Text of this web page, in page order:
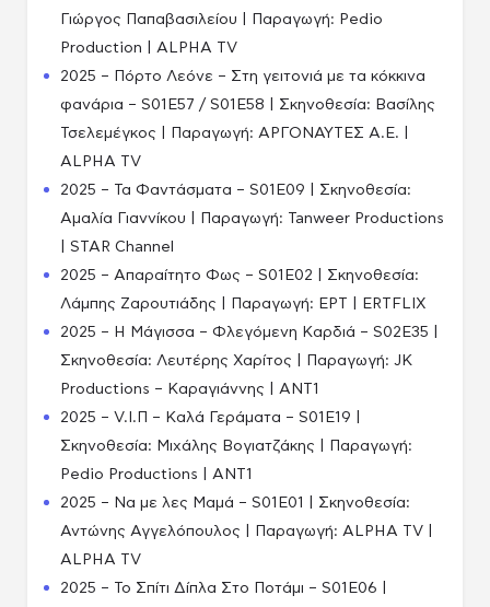
Γιώργος Παπαβασιλείου | Παραγωγή: Pedio
Production | ALPHA TV
2025 – Πόρτο Λεόνε – Στη γειτονιά με τα κόκκινα
φανάρια – S01E57 / S01E58 | Σκηνοθεσία: Βασίλης
Τσελεμέγκος | Παραγωγή: ΑΡΓΟΝΑΥΤΕΣ Α.Ε. |
ALPHA TV
2025 – Τα Φαντάσματα – S01E09 | Σκηνοθεσία:
Αμαλία Γιαννίκου | Παραγωγή: Tanweer Productions
| STAR Channel
2025 – Απαραίτητο Φως – S01E02 | Σκηνοθεσία:
Λάμπης Ζαρουτιάδης | Παραγωγή: ΕΡΤ | ERTFLIX
2025 – Η Μάγισσα – Φλεγόμενη Καρδιά – S02E35 |
Σκηνοθεσία: Λευτέρης Χαρίτος | Παραγωγή: JK
Productions – Καραγιάννης | ANT1
2025 – V.I.Π – Καλά Γεράματα – S01E19 |
Σκηνοθεσία: Μιχάλης Βογιατζάκης | Παραγωγή:
Pedio Productions | ANT1
2025 – Να με λες Μαμά – S01E01 | Σκηνοθεσία:
Αντώνης Αγγελόπουλος | Παραγωγή: ALPHA TV |
ALPHA TV
2025 – Το Σπίτι Δίπλα Στο Ποτάμι – S01E06 |